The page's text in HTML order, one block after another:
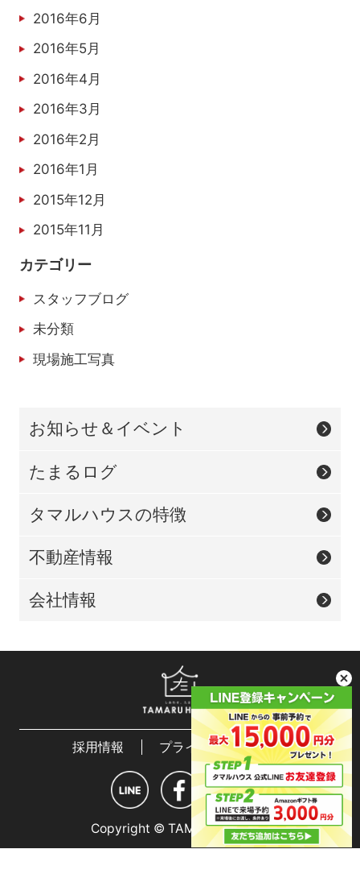
2016年6月
2016年5月
2016年4月
2016年3月
2016年2月
2016年1月
2015年12月
2015年11月
カテゴリー
スタッフブログ
未分類
現場施工写真
お知らせ＆イベント
たまるログ
タマルハウスの特徴
不動産情報
会社情報
採用情報 プライバシーポリシー
Copyright © TAMARU HOUSE